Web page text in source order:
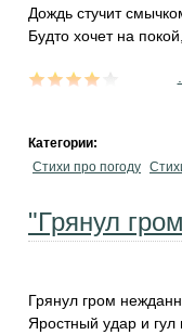
Дождь стучит
Будто хочет на покой,
Категории:
Стихи про погоду
"Грянул
Грянул гром
Яростный удар и гул